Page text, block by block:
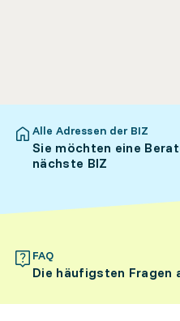
Alle Adressen der BIZ
Sie möchten eine
nächste BIZ
FAQ
Die häufigsten Fragen